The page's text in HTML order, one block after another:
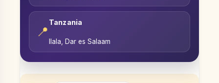
📍
Tanzania
Ilala, Dar es Salaam